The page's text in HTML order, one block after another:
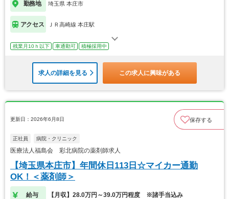
勤務地 埼玉県 本庄市
アクセス ＪＲ高崎線 本庄駅
残業月10ｈ以下 車通勤可 積極採用中
求人の詳細を見る この求人に興味がある
更新日：2026年6月8日 保存する
正社員 病院・クリニック
医療法人福島会 彩北病院の薬剤師求人
【埼玉県本庄市】年間休日113日☆マイカー通勤
OK！＜薬剤師＞
給与 【月収】28.0万円～39.0万円程度 ※諸手当込み